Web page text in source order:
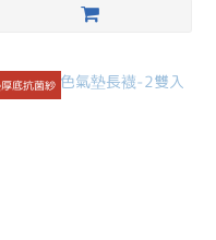
底抗菌紗